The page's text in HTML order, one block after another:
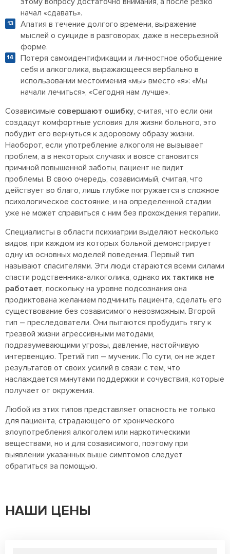
начал «сдавать».
Апатия в течение долгого времени, выражение
мыслей о суициде в разговорах, даже в несерьезной
форме.
Потеря самоидентификации и личностное обобщение
себя и алкоголика, выражающееся вербально в
использовании местоимения «мы» вместо «я»: «Мы
начали лечиться», «Сегодня нам лучше».
Созависимые совершают ошибку, считая, что если они
создадут комфортные условия для жизни больного, это
побудит его вернуться к здоровому образу жизни.
Наоборот, если употребление алкоголя не вызывает
проблем, а в некоторых случаях и вовсе становится
причиной повышенной заботы, пациент не видит
проблемы. В свою очередь, созависимый, считая, что
действует во благо, лишь глубже погружается в сложное
психологическое состояние, и на определенной стадии
уже не может справиться с ним без прохождения терапии.
Специалисты в области психиатрии выделяют несколько
видов, при каждом из которых больной демонстрирует
одну из основных моделей поведения. Первый тип
называют спасителями. Эти люди стараются всеми силами
спасти родственника-алкоголика, однако их тактика не
работает, поскольку на уровне подсознания она
продиктована желанием подчинить пациента, сделать его
существование без созависимого невозможным. Второй
тип – преследователи. Они пытаются пробудить тягу к
трезвой жизни агрессивными методами,
подразумевающими угрозы, давление, настойчивую
интервенцию. Третий тип – мученик. По сути, он не ждет
результатов от своих усилий в связи с тем, что
наслаждается минутами поддержки и сочувствия, которые
получает от окружения.
Любой из этих типов представляет опасность не только
для пациента, страдающего от хронического
злоупотребления алкоголем или наркотическими
веществами, но и для созависимого, поэтому при
выявлении указанных выше симптомов следует
обратиться за помощью.
НАШИ ЦЕНЫ